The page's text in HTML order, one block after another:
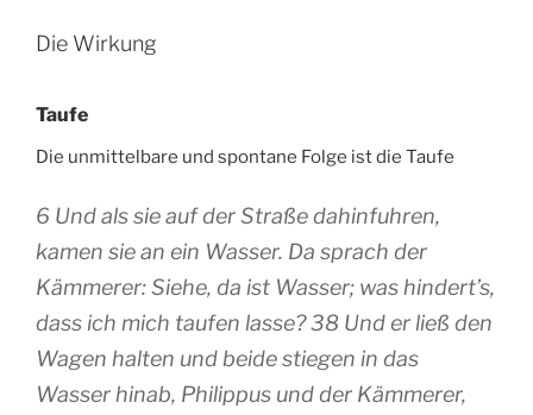
Die Wirkung
Taufe
Die unmittelbare und spontane Folge ist die Taufe
6 Und als sie auf der Straße dahinfuhren,
kamen sie an ein Wasser. Da sprach der
Kämmerer: Siehe, da ist Wasser; was hindert’s,
dass ich mich taufen lasse? 38 Und er ließ den
Wagen halten und beide stiegen in das
Wasser hinab, Philippus und der Kämmerer,